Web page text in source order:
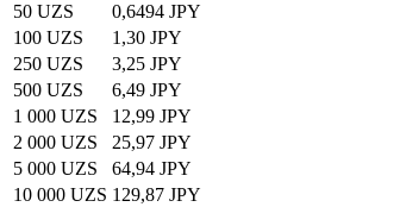
50 UZS
0,6494 JPY
100 UZS
1,30 JPY
250 UZS
3,25 JPY
500 UZS
6,49 JPY
1 000 UZS
12,99 JPY
2 000 UZS
25,97 JPY
5 000 UZS
64,94 JPY
10 000 UZS 129,87 JPY